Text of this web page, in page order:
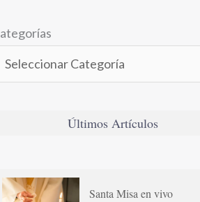
Últimos Artículos
Santa Misa en vivo